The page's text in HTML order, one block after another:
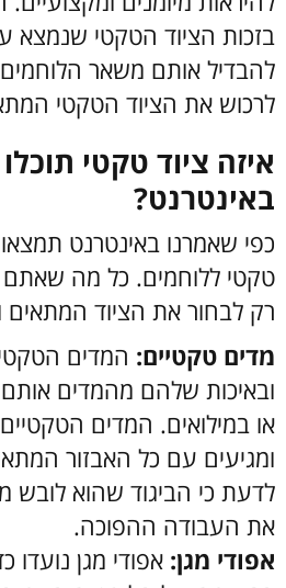
בזכות הציוד הטקטי שנמצא
להבדיל אותם משאר
לרכוש את הציוד הטקטי
איזה ציוד טקטי
באינטרנט?
כפי שאמרנו באינטרנט
טקטי ללוחמים. כל מה שאתם
רק לבחור את הציוד המתאים
מדים טקטיים: המדים
ובאיכות שלהם מהמדים אותם
או במילואים. המדים
ומגיעים עם כל האבזור
לדעת כי הביגוד שהוא לובש
את העבודה ההפוכה.
אפודי מגן: אפודי מגן נועדו